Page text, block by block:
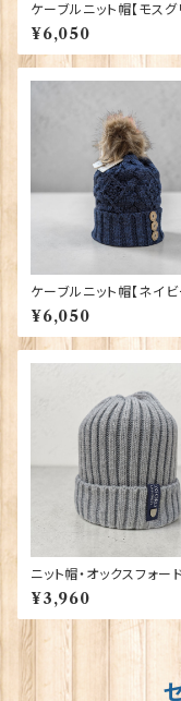
ケーブルニット帽【モスグ
Aran Traditions
〔HAT-806〕
¥6,050
ケーブルニット帽【ネイビ
an Traditions 00213-
AT-805〕
¥6,050
ニット帽・オックスフォー
【グレー】 00217
¥3,960